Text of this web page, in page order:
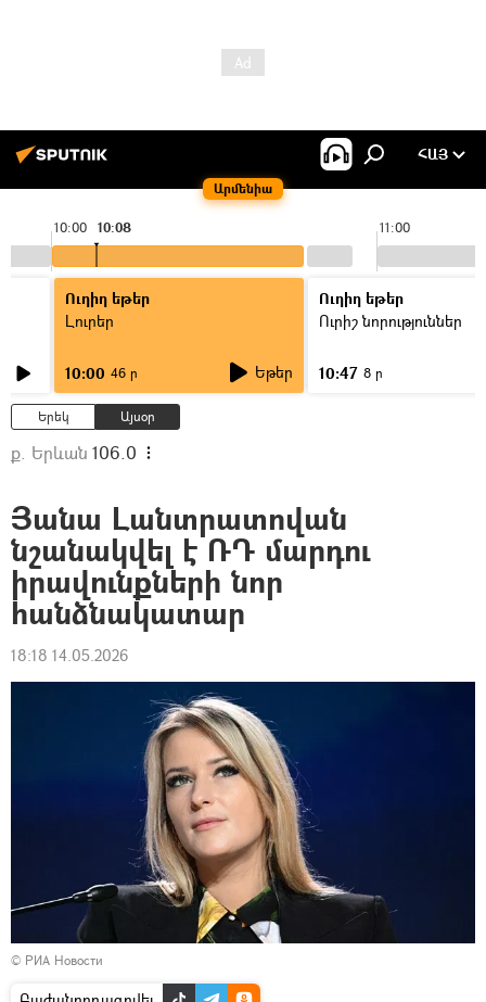
Արմենիա
ՀԱՅ
10:00 11:00
10:08
Ուղիղ եթեր
Լուրեր
10:00 46 ր Եթեր
Ուղիղ եթեր
Ուրիշ նորություններ
10:47 8 ր
Երեկ Այսօր
ք. Երևան 106.0
Յանա Լանտրատովան
նշանակվել է ՌԴ մարդու
իրավունքների նոր
հանձնակատար
18:18 14.05.2026
© РИА Новости